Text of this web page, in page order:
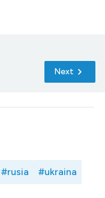
Next
#rusia #ukraina